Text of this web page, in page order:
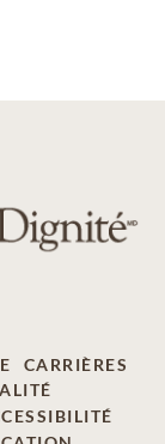
CARRIÈRES